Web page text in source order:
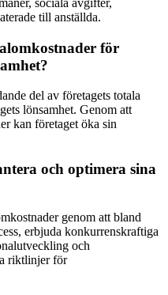
sociala avgifter,
till anställda.
för
del av företagets totala
lönsamhet. Genom att
kan företaget öka sin
och optimera sina
genom att bland
erbjuda konkurrenskraftiga
och
riktlinjer för